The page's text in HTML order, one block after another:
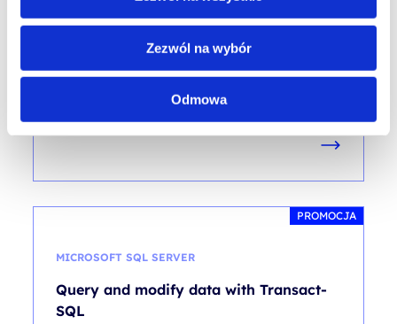
Zezwól na wybór
Odmowa
350,00
350,00 PLN.
PLN
300,00 PLN.
brutto)
Poprzednia najniższa cena:
PROMOCJA
MICROSOFT SQL SERVER
Query and modify data with Transact-
SQL